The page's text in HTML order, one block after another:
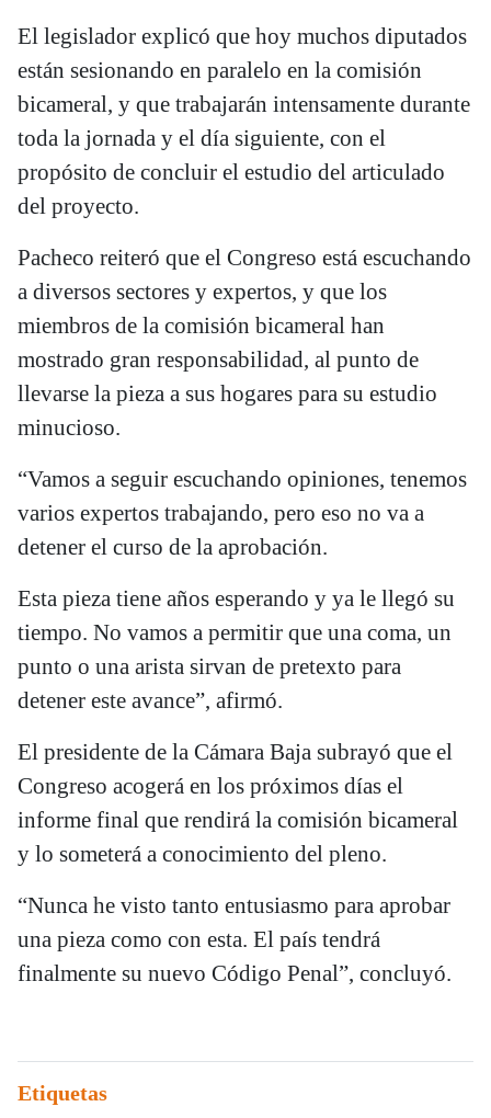
El legislador explicó que hoy muchos diputados
están sesionando en paralelo en la comisión
bicameral, y que trabajarán intensamente durante
toda la jornada y el día siguiente, con el
propósito de concluir el estudio del articulado
del proyecto.
Pacheco reiteró que el Congreso está escuchando
a diversos sectores y expertos, y que los
miembros de la comisión bicameral han
mostrado gran responsabilidad, al punto de
llevarse la pieza a sus hogares para su estudio
minucioso.
“Vamos a seguir escuchando opiniones, tenemos
varios expertos trabajando, pero eso no va a
detener el curso de la aprobación.
Esta pieza tiene años esperando y ya le llegó su
tiempo. No vamos a permitir que una coma, un
punto o una arista sirvan de pretexto para
detener este avance”, afirmó.
El presidente de la Cámara Baja subrayó que el
Congreso acogerá en los próximos días el
informe final que rendirá la comisión bicameral
y lo someterá a conocimiento del pleno.
“Nunca he visto tanto entusiasmo para aprobar
una pieza como con esta. El país tendrá
finalmente su nuevo Código Penal”, concluyó.
Etiquetas